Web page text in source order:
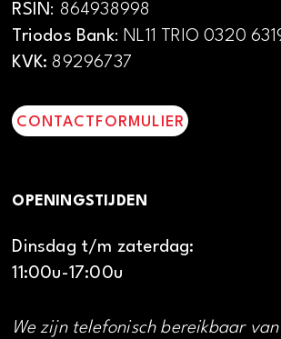
RSIN: 864938998
Triodos Bank: NL11 TRIO 0320
KVK: 89296737
CONTACTFORMULIER
OPENINGSTIJDEN
Dinsdag t/m zaterdag:
11:00u-17:00u
We zijn telefonisch bereikbaar